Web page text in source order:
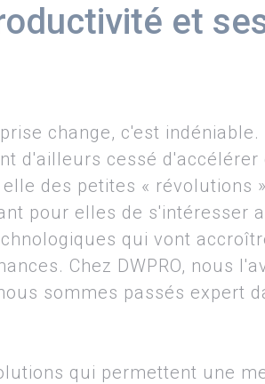
et
change, c'est indéniable.
d'ailleurs cessé d'accélérer
des petites « révolutions
pour elles de s'intéresser
qui vont
Chez DWPRO, nous
sommes passés expert
qui permettent une